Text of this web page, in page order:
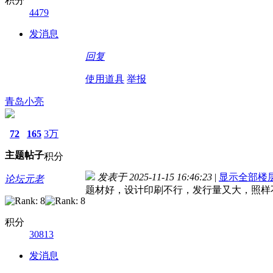
4479
发消息
回复
使用道具 举报
青岛小亮
72
主题
165
帖子
3万
积分
论坛元老
积分
30813
发消息
发表于 2025-11-15 16:46:23 | 显示全部楼
题材好，设计印刷不行，发行量又大，照样